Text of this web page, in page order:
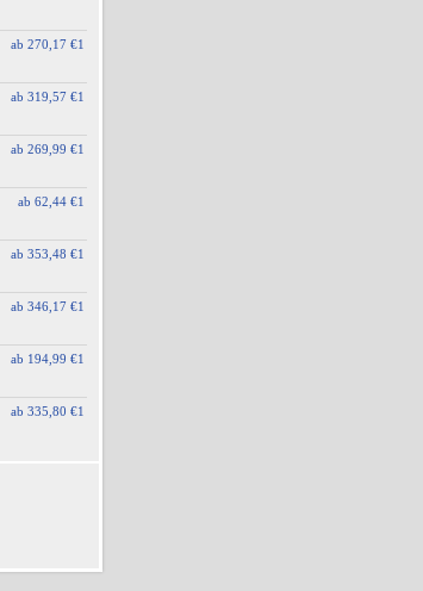
ab 270,17 €1
ab 319,57 €1
ab 269,99 €1
ab 62,44 €1
ab 353,48 €1
ab 346,17 €1
ab 194,99 €1
ab 335,80 €1